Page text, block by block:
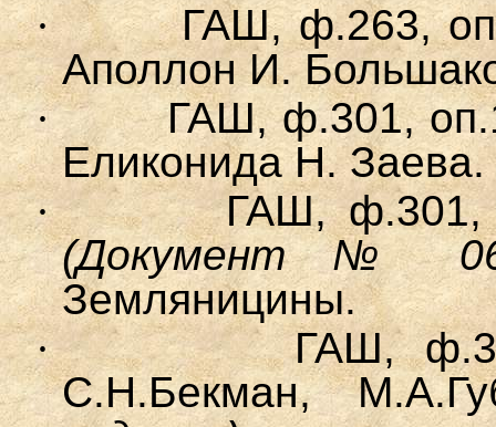
·
ГАШ, ф.263,
Аполлон И.
·
ГАШ, ф.301,
Еликонида Н. Заева.
·
ГАШ, ф.301,
(Документ № 06
Земляницины.
·
ГАШ,
С.Н.Бекман,